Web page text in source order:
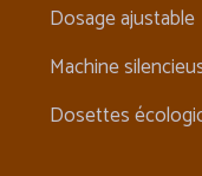
Dosage ajustable
Machine
Dosettes